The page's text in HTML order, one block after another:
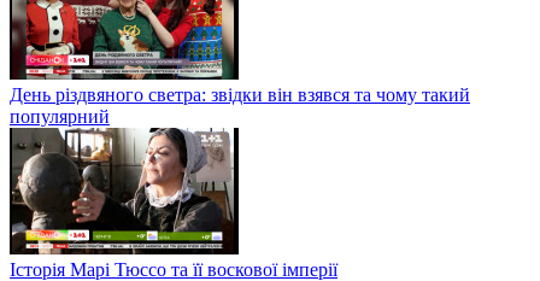
День різдвяного светра: звідки він взявся та чому такий
популярний
Історія Марі Тюссо та її воскової імперії